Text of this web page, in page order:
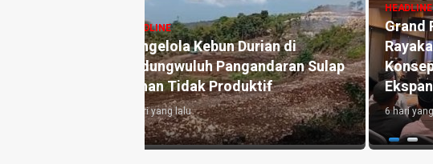
HEADLINE
Antara Guru dan AI: Peran
Pendidik Tetap Tak Tergantikan
di Era Kecerdasan Artifisial
1 minggu yang lalu 1